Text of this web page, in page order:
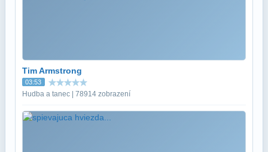
Tim Armstrong
03:53
Hudba a tanec | 78914 zobrazení